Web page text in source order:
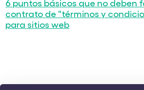
6 puntos básicos que no deben
contrato de "términos y
para sitios web